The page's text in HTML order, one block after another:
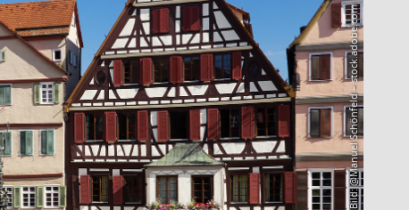
Bild: @Manuel Schönfeld – stock.adobe.com